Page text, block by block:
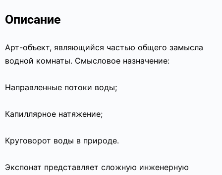
Описание
Арт-объект, являющийся частью общего замысла
водной комнаты. Смысловое назначение:
Направленные потоки воды;
Капиллярное натяжение;
Круговорот воды в природе.
Экспонат представляет сложную инженерную